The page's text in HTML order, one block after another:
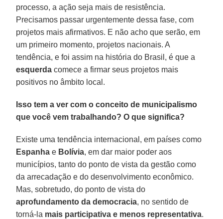
processo, a ação seja mais de resistência.
Precisamos passar urgentemente dessa fase, com
projetos mais afirmativos. E não acho que serão, em
um primeiro momento, projetos nacionais. A
tendência, e foi assim na história do Brasil, é que a
esquerda comece a firmar seus projetos mais
positivos no âmbito local.
Isso tem a ver com o conceito de municipalismo
que você vem trabalhando? O que significa?
Existe uma tendência internacional, em países como
Espanha e Bolívia, em dar maior poder aos
municípios, tanto do ponto de vista da gestão como
da arrecadação e do desenvolvimento econômico.
Mas, sobretudo, do ponto de vista do
aprofundamento da democracia, no sentido de
torná-la mais participativa e menos representativa.